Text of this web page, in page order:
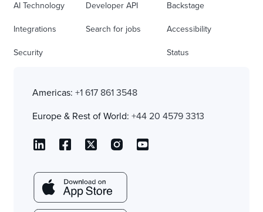
AI Technology
Integrations
Security
Developer API
Search for jobs
Backstage
Accessibility
Status
Americas: +1 617 861 3548
Europe & Rest of World: +44 20 4579 3313